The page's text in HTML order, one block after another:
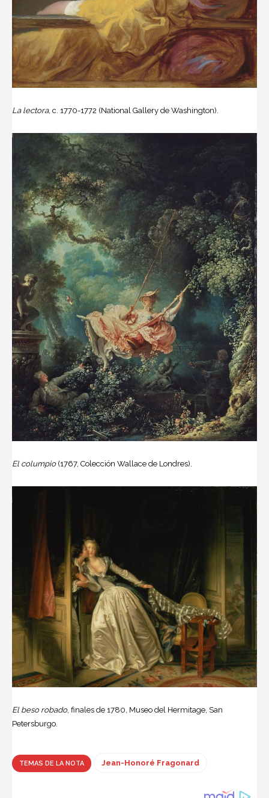
La lectora, c. 1770-1772 (National Gallery de Washington).
El columpio(1767, Colección Wallace de Londres).
El beso robado, finales de 1780, Museo del Hermitage, San
Petersburgo.
TEMAS DE LA NOTA Jean-Honoré Fragonard